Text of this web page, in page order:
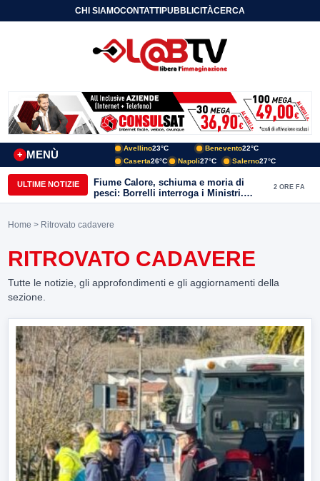
CHI SIAMOCONTATTIPUBBLICITÀCERCA
MENÙ
+
Avellino23°C Benevento22°C
Caserta26°C Napoli27°C Salerno27°C
ULTIME NOTIZIE
Fiume Calore, schiuma e moria di
pesci: Borrelli interroga i Ministri.
“Benevento paga l’assenza del
2 ORE FA
Home > Ritrovato cadavere
RITROVATO CADAVERE
Tutte le notizie, gli approfondimenti e gli aggiornamenti della
sezione.